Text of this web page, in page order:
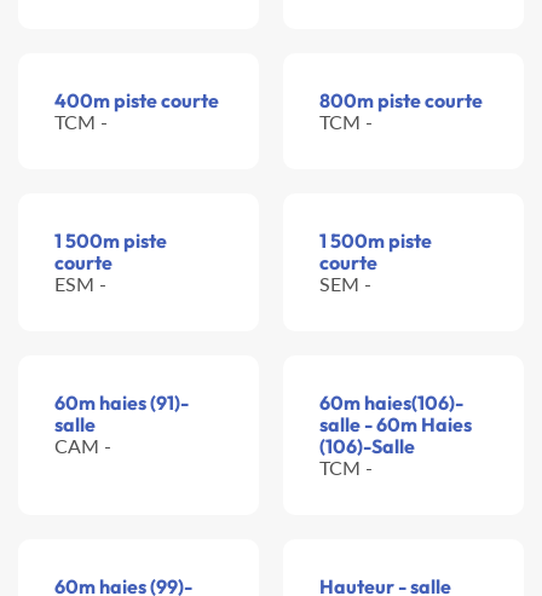
400m piste courte
TCM -
800m piste courte
TCM -
1 500m piste
courte
ESM -
1 500m piste
courte
SEM -
60m haies (91)-
salle
CAM -
60m haies(106)-
salle - 60m Haies
(106)-Salle
TCM -
60m haies (99)- Hauteur - salle